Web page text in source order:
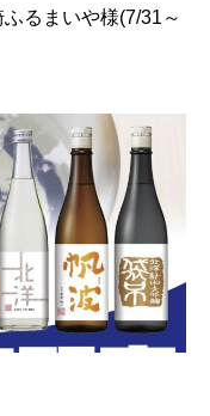
るまいや様(7/31～